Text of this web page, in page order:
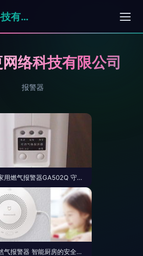
上海初更网络科技有限公司
络科技有限公司
报警器
壁挂式家用燃气报警器GA502Q 守护家庭安全的第一道防线
米家天然气报警器 智能厨房的安全守护者